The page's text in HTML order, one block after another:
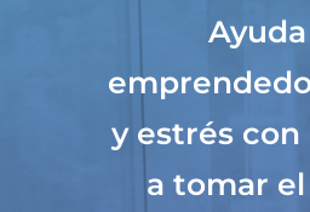
y estrés
a tomar